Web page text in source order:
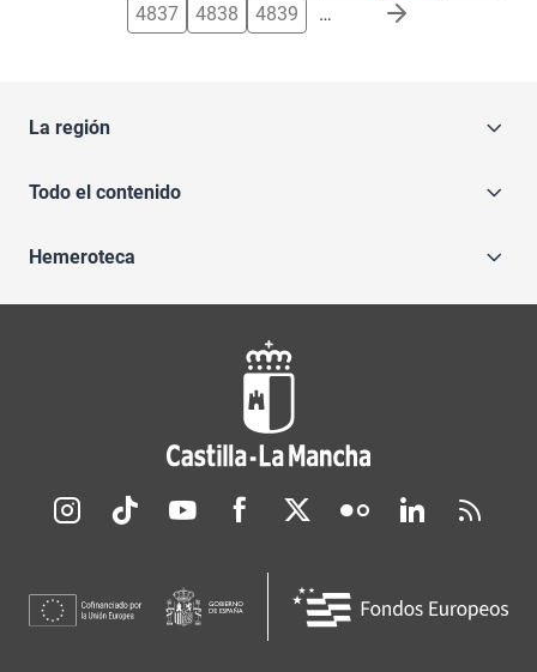
4837
4838 4839 …
La región
Todo el contenido
Hemeroteca
Redes sociales JCCM